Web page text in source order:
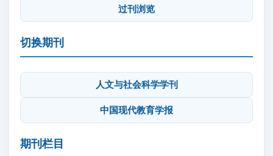
过刊浏览
切换期刊
人文与社会科学学刊
中国现代教育学报
期刊栏目